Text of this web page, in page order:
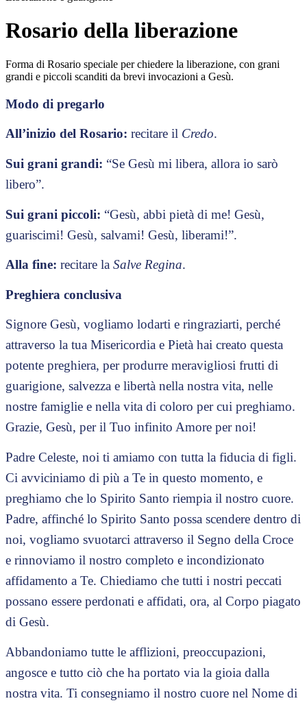
Rosario della liberazione
Forma di Rosario speciale per chiedere la liberazione, con grani
grandi e piccoli scanditi da brevi invocazioni a Gesù.
Modo di pregarlo
All’inizio del Rosario: recitare il Credo.
Sui grani grandi: “Se Gesù mi libera, allora io sarò
libero”.
Sui grani piccoli: “Gesù, abbi pietà di me! Gesù,
guariscimi! Gesù, salvami! Gesù, liberami!”.
Alla fine: recitare la Salve Regina.
Preghiera conclusiva
Signore Gesù, vogliamo lodarti e ringraziarti, perché
attraverso la tua Misericordia e Pietà hai creato questa
potente preghiera, per produrre meravigliosi frutti di
guarigione, salvezza e libertà nella nostra vita, nelle
nostre famiglie e nella vita di coloro per cui preghiamo.
Grazie, Gesù, per il Tuo infinito Amore per noi!
Padre Celeste, noi ti amiamo con tutta la fiducia di figli.
Ci avviciniamo di più a Te in questo momento, e
preghiamo che lo Spirito Santo riempia il nostro cuore.
Padre, affinché lo Spirito Santo possa scendere dentro di
noi, vogliamo svuotarci attraverso il Segno della Croce
e rinnoviamo il nostro completo e incondizionato
affidamento a Te. Chiediamo che tutti i nostri peccati
possano essere perdonati e affidati, ora, al Corpo piagato
di Gesù.
Abbandoniamo tutte le afflizioni, preoccupazioni,
angosce e tutto ciò che ha portato via la gioia dalla
nostra vita. Ti consegniamo il nostro cuore nel Nome di